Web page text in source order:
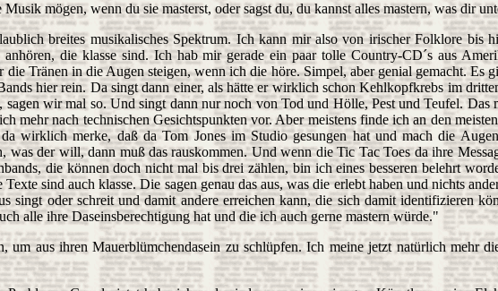
mögen, wenn du sie masterst, oder sagst du, du kannst alles mastern, was dir
breites musikalisches Spektrum. Ich kann mir also von irischer Folklore bis
die klasse sind. Ich hab mir gerade ein paar tolle Country-CD´s aus
Tränen in die Augen steigen, wenn ich die höre. Simpel, aber genial gemacht. Es
hier rein. Da singt dann einer, als hätte er wirklich schon Kehlkopfkrebs im
wir mal so. Und singt dann nur noch von Tod und Hölle, Pest und Teufel. Das
mehr nach technischen Gesichtspunkten vor. Aber meistens finde ich an den
wirklich merke, daß da Tom Jones im Studio gesungen hat und mach die
was der will, dann muß das rauskommen. Und wenn die Tic Tac Toes da ihre
die können doch nicht mal bis drei zählen, bin ich eines besseren belehrt
sind auch klasse. Die sagen genau das aus, was die erlebt haben und nichts
singt oder schreit und damit andere erreichen kann, die sich damit identifizieren
alle ihre Daseinsberechtigung hat und die ich auch gerne mastern würde."
aus ihren Mauerblümchendasein zu schlüpfen. Ich meine jetzt natürlich mehr